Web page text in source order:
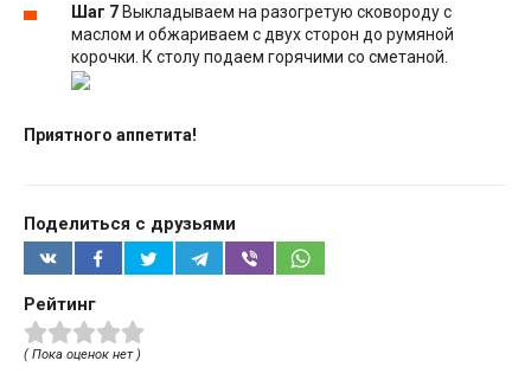
Шаг 7 Выкладываем на разогретую сковороду с
маслом и обжариваем с двух сторон до румяной
корочки. К столу подаем горячими со сметаной.
Приятного аппетита!
Поделиться с друзьями
Рейтинг
( Пока оценок нет )